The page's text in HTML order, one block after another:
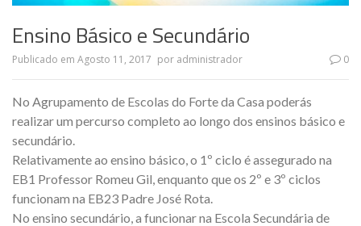
Ensino Básico e Secundário
Publicado em Agosto 11, 2017 por administrador 0
No Agrupamento de Escolas do Forte da Casa poderás
realizar um percurso completo ao longo dos ensinos básico e
secundário.
Relativamente ao ensino básico, o 1º ciclo é assegurado na
EB1 Professor Romeu Gil, enquanto que os 2º e 3º ciclos
funcionam na EB23 Padre José Rota.
No ensino secundário, a funcionar na Escola Secundária de